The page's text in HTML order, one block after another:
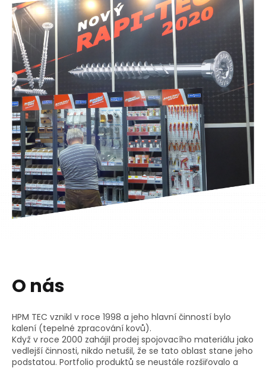
O nás
HPM TEC vznikl v roce 1998 a jeho hlavní činností bylo
kalení (tepelné zpracování kovů).
Když v roce 2000 zahájil prodej spojovacího materiálu jako
vedlejší činnosti, nikdo netušil, že se tato oblast stane jeho
podstatou. Portfolio produktů se neustále rozšiřovalo a